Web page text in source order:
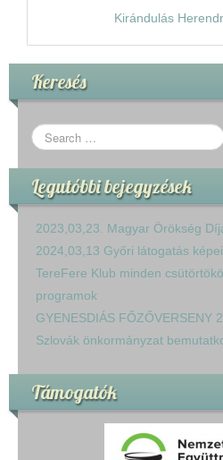
Kirándulás
Keresés
Legutóbbi bejegyzések
2023,03,23. Magyar Örökség
2024,03,13 Győri látogatás képei
TereFere Klub minden
programok
GYENESDIÁS FŐZŐVERSENY
Szlovák önkormányzat
Támogatók